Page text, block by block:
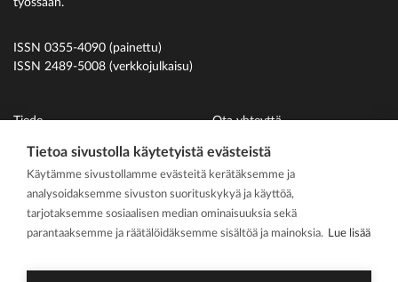
työssään.
ISSN 0355-4090 (painettu)
ISSN 2489-5008 (verkkojulkaisu)
Tiede
Uutiset
Ihmiset
På svenska
Kirjoitusohjeet
Ota yhteyttä
Suomen Hammaslääkäriliitto
Tietoa sivustolla käytetyistä evästeistä
Käytämme sivustollamme evästeitä kerätäksemme ja
analysoidaksemme sivuston suorituskykyä ja käyttöä,
tarjotaksemme sosiaalisen median ominaisuuksia sekä
parantaaksemme ja räätälöidäksemme sisältöä ja mainoksia. Lue lisää